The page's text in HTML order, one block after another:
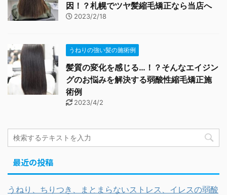
因！？札幌でツヤ髪縮毛矯正なら当店へ
2023/2/18
うねりの強い髪の施術例
髪質の変化を感じる…！？そんなエイジン
グのお悩みを解決する弱酸性縮毛矯正施
術例
2023/4/2
最近の投稿
うねり、ちりつき、まとまらないストレス、イレスの弱酸